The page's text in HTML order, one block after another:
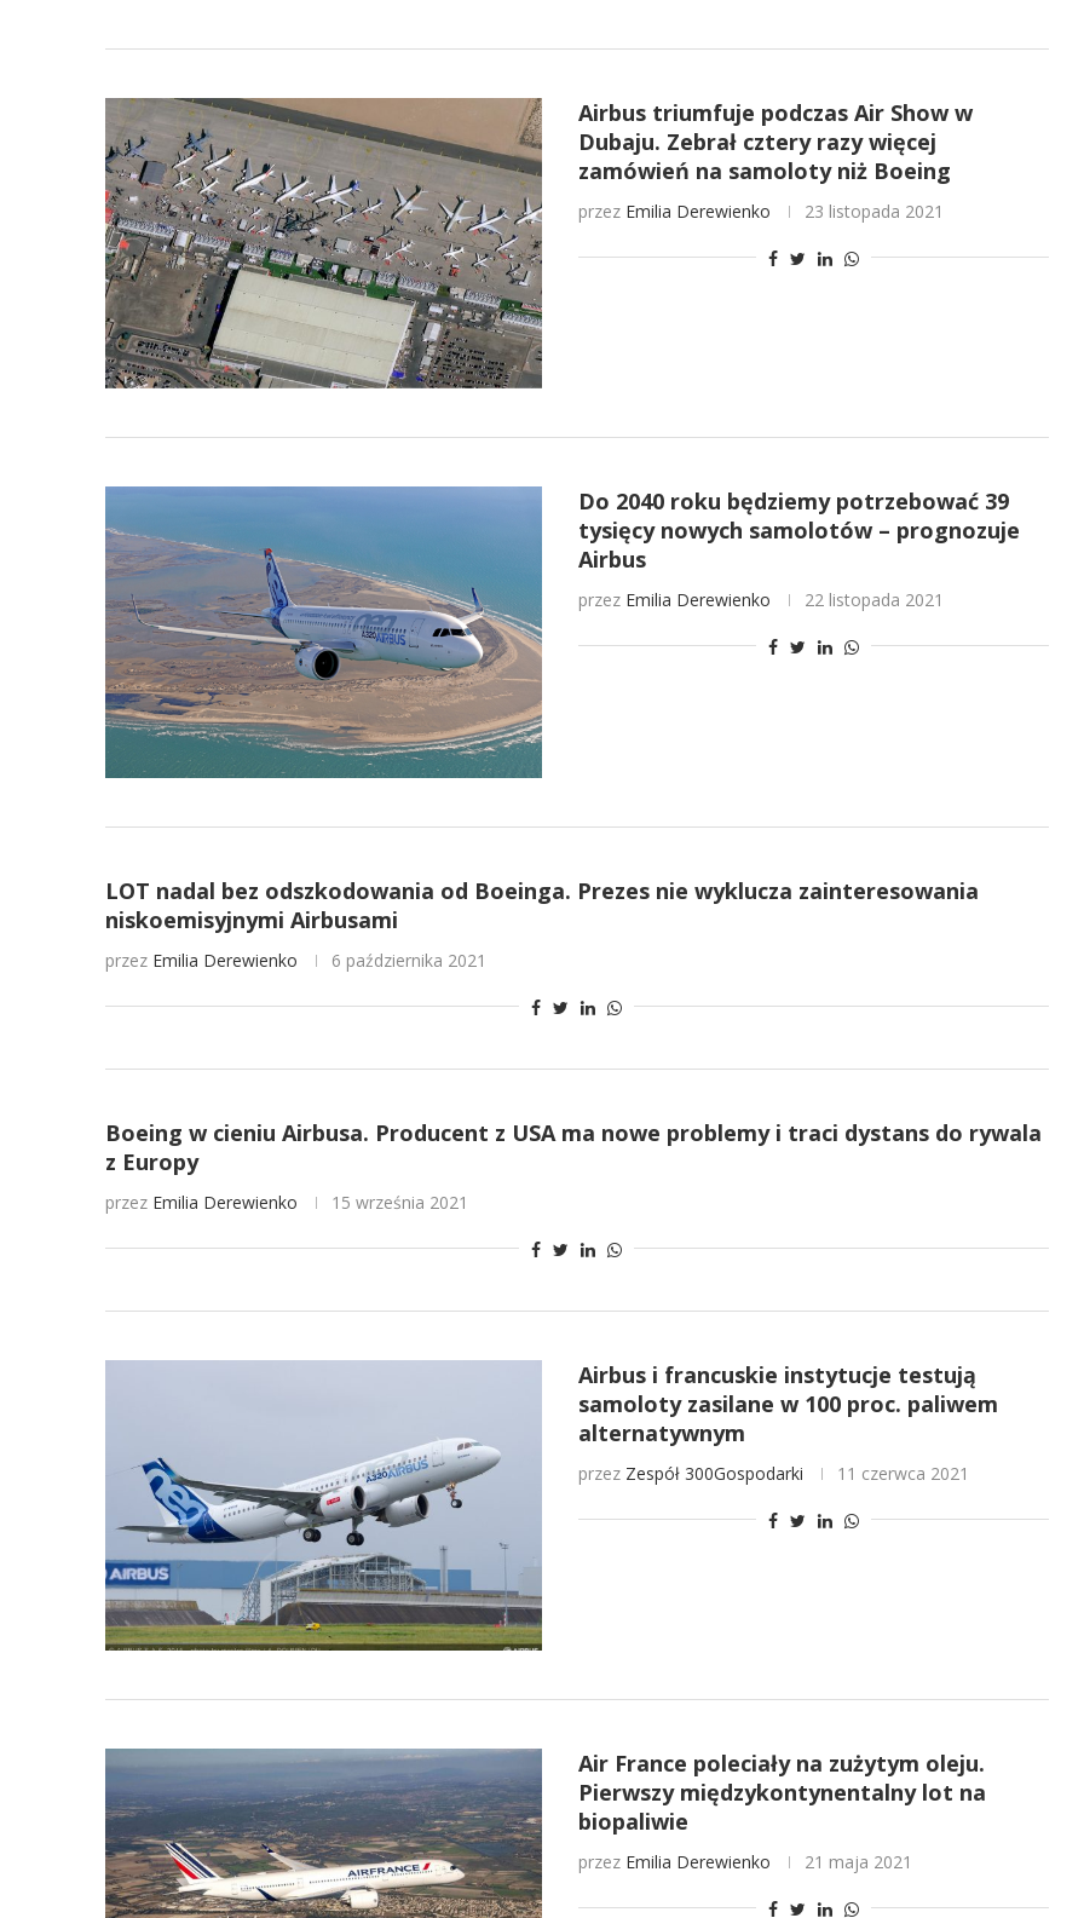
Airbus triumfuje podczas Air Show w
Dubaju. Zebrał cztery razy więcej
zamówień na samoloty niż Boeing
przez Emilia Derewienko 23 listopada 2021
Do 2040 roku będziemy potrzebować 39
tysięcy nowych samolotów – prognozuje
Airbus
przez Emilia Derewienko 22 listopada 2021
LOT nadal bez odszkodowania od Boeinga. Prezes nie wyklucza zainteresowania
niskoemisyjnymi Airbusami
przez Emilia Derewienko 6 października 2021
Boeing w cieniu Airbusa. Producent z USA ma nowe problemy i traci dystans do rywala
z Europy
przez Emilia Derewienko 15 września 2021
Airbus i francuskie instytucje testują
samoloty zasilane w 100 proc. paliwem
alternatywnym
przez Zespół 300Gospodarki 11 czerwca 2021
Air France poleciały na zużytym oleju.
Pierwszy międzykontynentalny lot na
biopaliwie
przez Emilia Derewienko 21 maja 2021